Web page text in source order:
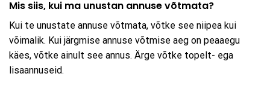
Mis siis, kui ma unustan annuse võtmata?
Kui te unustate annuse võtmata, võtke see niipea kui
võimalik. Kui järgmise annuse võtmise aeg on peaaegu
käes, võtke ainult see annus. Ärge võtke topelt- ega
lisaannuseid.